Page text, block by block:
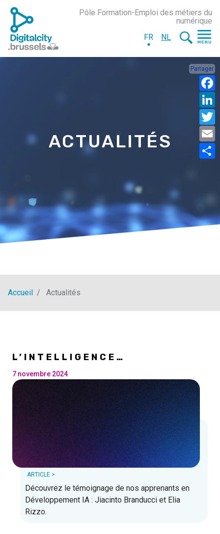
Pôle Formation-Emploi des métiers du
numérique
FR
NL
ACTUALITÉS
Accueil Actualités
L’INTELLIGENCE
TRANSFORMATION.
7 novembre 2024
ARTICLE >
Découvrez le témoignage de nos apprenants en
Développement IA : Jiacinto Branducci et Elia
Rizzo.
Partager